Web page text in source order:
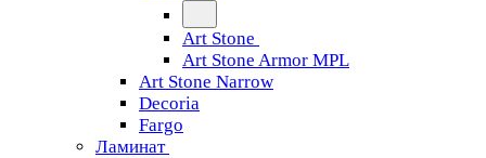
Art Stone
Art Stone Armor MPL
Art Stone Narrow
Decoria
Fargo
Ламинат